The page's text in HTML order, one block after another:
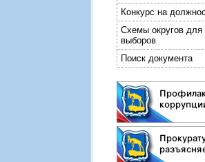
Конкурс на
Схемы округов для
выборов
Поиск документа